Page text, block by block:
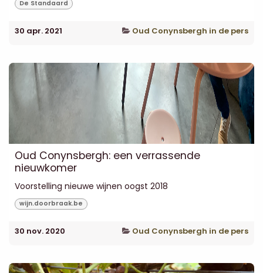
De Standaard
30 apr. 2021 Oud Conynsbergh in de pers
Oud Conynsbergh: een verrassende
nieuwkomer
Voorstelling nieuwe wijnen oogst 2018
wijn.doorbraak.be
30 nov. 2020 Oud Conynsbergh in de pers